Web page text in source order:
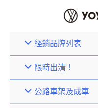
經銷品牌列表
限時出清！
公路車架及成車